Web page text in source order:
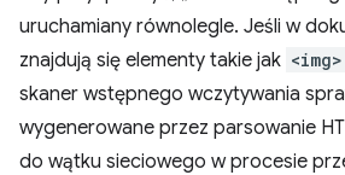
uruchamiany równolegle. Jeśli w
znajdują się elementy takie jak <img>
skaner wstępnego wczytywania
wygenerowane przez parsowanie
do wątku sieciowego w procesie